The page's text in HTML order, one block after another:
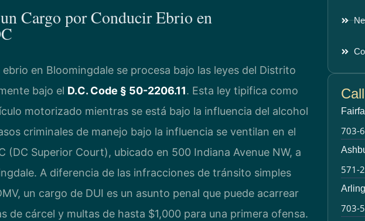
Cargo por Conducir Ebrio en
en Bloomingdale se procesa bajo las leyes del Distrito
bajo el D.C. Code § 50-2206.11. Esta ley tipifica como
motorizado mientras se está bajo la influencia del alcohol
criminales de manejo bajo la influencia se ventilan en el
(DC Superior Court), ubicado en 500 Indiana Avenue NW, a
A diferencia de las infracciones de tránsito simples
un cargo de DUI es un asunto penal que puede acarrear
de cárcel y multas de hasta $1,000 para una primera ofensa.
703-
571-
703-